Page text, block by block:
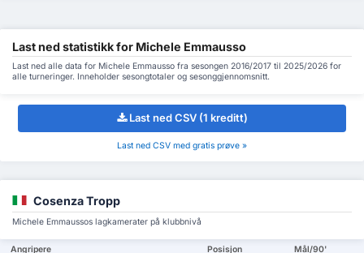
Last ned statistikk for Michele Emmausso
Last ned alle data for Michele Emmausso fra sesongen 2016/2017 til 2025/2026 for
alle turneringer. Inneholder sesongtotaler og sesonggjennomsnitt.
Last ned CSV (1 kreditt)
Last ned CSV med gratis prøve »
Cosenza Tropp
Michele Emmaussos lagkamerater på klubbnivå
Angripere Posisjon Mål/90'